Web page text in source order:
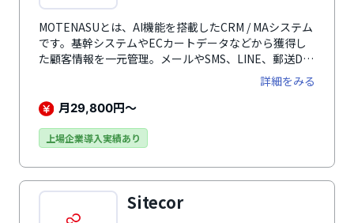
MOTENASUとは、AI機能を搭載したCRM / MAシステム
です。基幹システムやECカートデータなどから獲得し
た顧客情報を一元管理。メールやSMS、LINE、郵送DM
の4つ方法を駆使し、顧客の属性に応じた一斉配信・セ
グメント配信ができるため、顧客一人にダイレクトな訴
求を実現します。業務効率化により人件コストも削減し
向上に貢献。さらに売上分析・ROI分析・RFM分析など
Cookie情報（WEBアクセス履歴）を管理・蓄積する機
能もデフォルト機能として搭載します。
詳細をみる
月29,800円～
上場企業導入実績あり
Sitecor